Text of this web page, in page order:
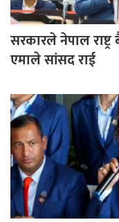
सरकारले नेपाल राष्ट्र
एमाले सांसद राई